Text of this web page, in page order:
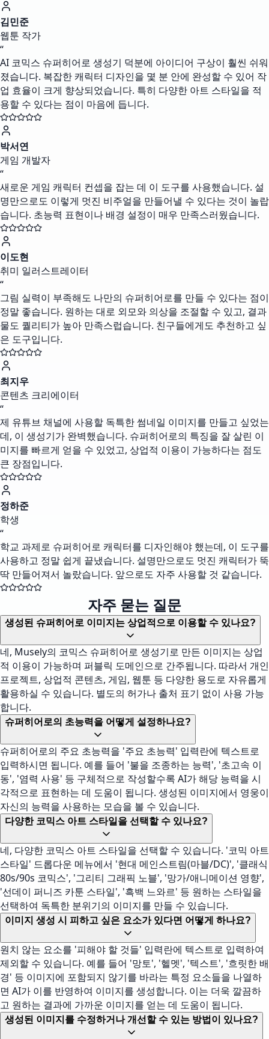
김민준
웹툰 작가
“
AI 코믹스 슈퍼히어로 생성기 덕분에 아이디어 구상이 훨씬 쉬워
졌습니다. 복잡한 캐릭터 디자인을 몇 분 안에 완성할 수 있어 작
업 효율이 크게 향상되었습니다. 특히 다양한 아트 스타일을 적
용할 수 있다는 점이 마음에 듭니다.
박서연
게임 개발자
“
새로운 게임 캐릭터 컨셉을 잡는 데 이 도구를 사용했습니다. 설
명만으로도 이렇게 멋진 비주얼을 만들어낼 수 있다는 것이 놀랍
습니다. 초능력 표현이나 배경 설정이 매우 만족스러웠습니다.
이도현
취미 일러스트레이터
“
그림 실력이 부족해도 나만의 슈퍼히어로를 만들 수 있다는 점이
정말 좋습니다. 원하는 대로 외모와 의상을 조절할 수 있고, 결과
물도 퀄리티가 높아 만족스럽습니다. 친구들에게도 추천하고 싶
은 도구입니다.
최지우
콘텐츠 크리에이터
“
제 유튜브 채널에 사용할 독특한 썸네일 이미지를 만들고 싶었는
데, 이 생성기가 완벽했습니다. 슈퍼히어로의 특징을 잘 살린 이
미지를 빠르게 얻을 수 있었고, 상업적 이용이 가능하다는 점도
큰 장점입니다.
정하준
학생
“
학교 과제로 슈퍼히어로 캐릭터를 디자인해야 했는데, 이 도구를
사용하고 정말 쉽게 끝냈습니다. 설명만으로도 멋진 캐릭터가 뚝
딱 만들어져서 놀랐습니다. 앞으로도 자주 사용할 것 같습니다.
자주 묻는 질문
생성된 슈퍼히어로 이미지는 상업적으로 이용할 수 있나요?
네, Musely의 코믹스 슈퍼히어로 생성기로 만든 이미지는 상업
적 이용이 가능하며 퍼블릭 도메인으로 간주됩니다. 따라서 개인
프로젝트, 상업적 콘텐츠, 게임, 웹툰 등 다양한 용도로 자유롭게
활용하실 수 있습니다. 별도의 허가나 출처 표기 없이 사용 가능
합니다.
슈퍼히어로의 초능력을 어떻게 설정하나요?
슈퍼히어로의 주요 초능력을 '주요 초능력' 입력란에 텍스트로
입력하시면 됩니다. 예를 들어 '불을 조종하는 능력', '초고속 이
동', '염력 사용' 등 구체적으로 작성할수록 AI가 해당 능력을 시
각적으로 표현하는 데 도움이 됩니다. 생성된 이미지에서 영웅이
자신의 능력을 사용하는 모습을 볼 수 있습니다.
다양한 코믹스 아트 스타일을 선택할 수 있나요?
네, 다양한 코믹스 아트 스타일을 선택할 수 있습니다. '코믹 아트
스타일' 드롭다운 메뉴에서 '현대 메인스트림(마블/DC)', '클래식
80s/90s 코믹스', '그리티 그래픽 노블', '망가/애니메이션 영향',
'선데이 퍼니즈 카툰 스타일', '흑백 느와르' 등 원하는 스타일을
선택하여 독특한 분위기의 이미지를 만들 수 있습니다.
이미지 생성 시 피하고 싶은 요소가 있다면 어떻게 하나요?
원치 않는 요소를 '피해야 할 것들' 입력란에 텍스트로 입력하여
제외할 수 있습니다. 예를 들어 '망토', '헬멧', '텍스트', '흐릿한 배
경' 등 이미지에 포함되지 않기를 바라는 특정 요소들을 나열하
면 AI가 이를 반영하여 이미지를 생성합니다. 이는 더욱 깔끔하
고 원하는 결과에 가까운 이미지를 얻는 데 도움이 됩니다.
생성된 이미지를 수정하거나 개선할 수 있는 방법이 있나요?